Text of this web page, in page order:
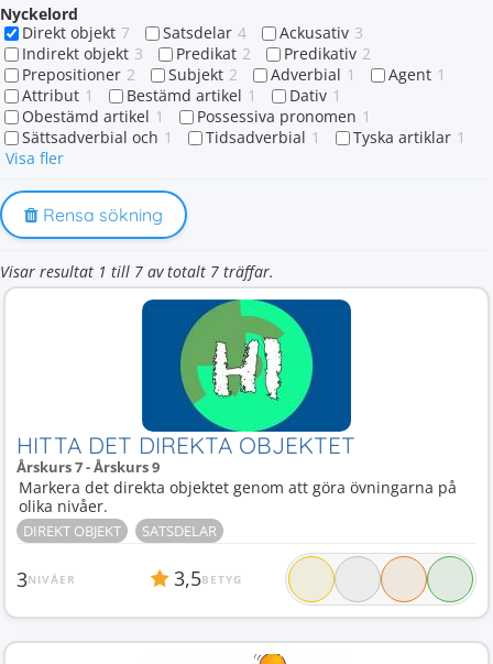
Nyckelord
Direkt objekt 7 Satsdelar 4 Ackusativ 3
Indirekt objekt 3 Predikat 2 Predikativ 2
Prepositioner 2 Subjekt 2 Adverbial 1 Agent 1
Attribut 1 Bestämd artikel 1 Dativ 1
Obestämd artikel 1 Possessiva pronomen 1
Sättsadverbial och 1 Tidsadverbial 1 Tyska artiklar 1
Visa fler
Rensa sökning
Visar resultat 1 till 7 av totalt 7 träffar.
HITTA DET DIREKTA OBJEKTET
Årskurs 7 - Årskurs 9
Markera det direkta objektet genom att göra övningarna på
olika nivåer.
DIREKT OBJEKT SATSDELAR
3NIVÅER 3,5BETYG